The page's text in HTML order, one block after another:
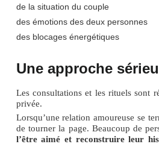
de la situation du couple
des émotions des deux personnes
des blocages énergétiques
Une approche
Les consultations et les rituels sont
privée.
Lorsqu’une relation amoureuse se
de tourner la page. Beaucoup de
l’être aimé et reconstruire leur